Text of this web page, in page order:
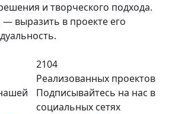
и творческого подхода.
выразить в проекте его
2104
Реализованных проектов
Подписывайтесь на нас в
социальных сетях